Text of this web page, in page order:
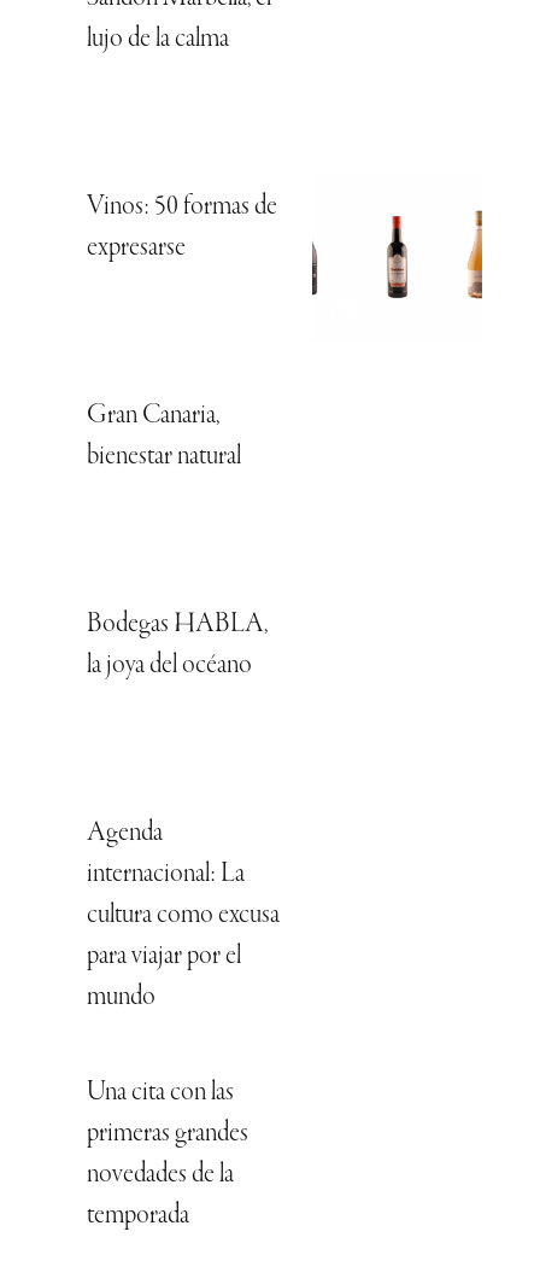
lujo de la calma
Vinos: 50 formas de
expresarse
Gran Canaria,
bienestar natural
Bodegas HABLA,
la joya del océano
Agenda
internacional: La
cultura como excusa
para viajar por el
mundo
Una cita con las
primeras grandes
novedades de la
temporada